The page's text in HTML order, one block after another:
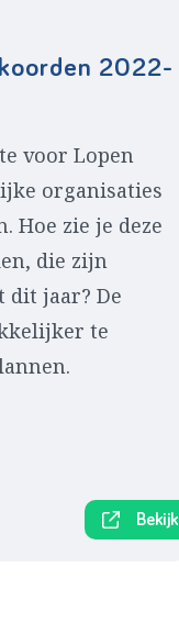
2022-
voor Lopen
organisaties
Hoe zie je deze
die zijn
dit jaar? De
te
Bekijk